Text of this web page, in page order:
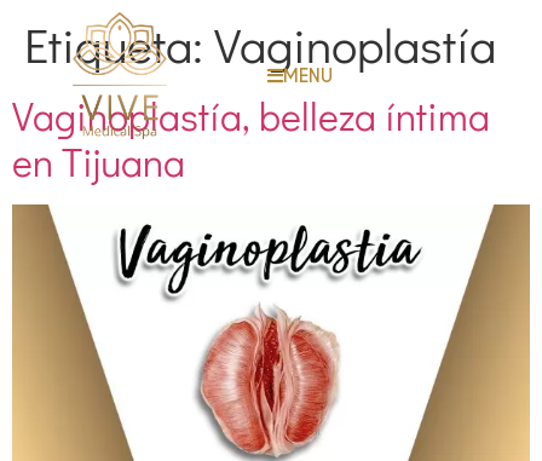
MENU
Etiqueta: Vaginoplastía
Vaginoplastía, belleza íntima
en Tijuana